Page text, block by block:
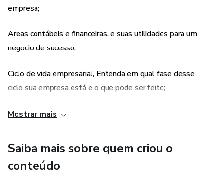
empresa;
Areas contábeis e financeiras, e suas utilidades para um
negocio de sucesso;
Ciclo de vida empresarial, Entenda em qual fase desse
ciclo sua empresa está e o que pode ser feito;
Criação de valor para conquistar clientes;
4 Maneiras de ser competitivo e se destacar, fidelizando
Mostrar mais
Saiba mais sobre quem criou o
conteúdo